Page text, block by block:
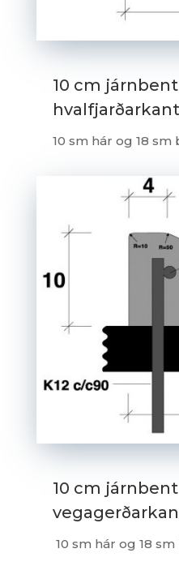
10 cm
10 sm hár og 18
10 cm
10 sm hár og 18